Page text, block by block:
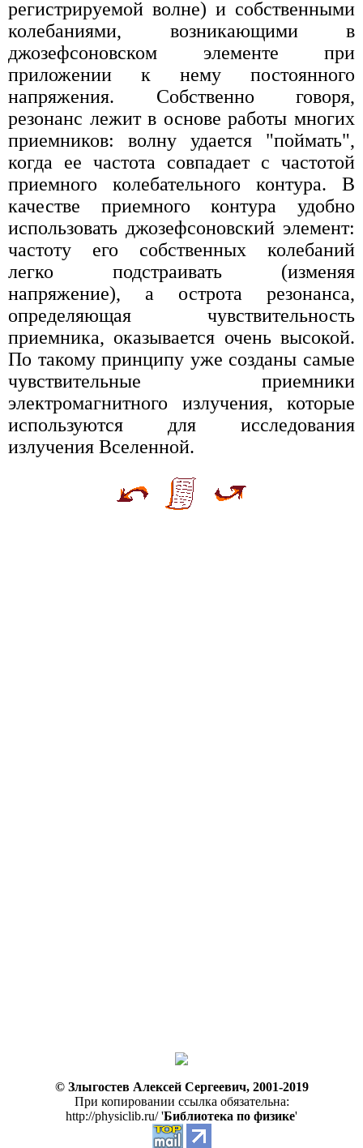
регистрируемой волне) и собственными
колебаниями, возникающими в
джозефсоновском элементе при
приложении к нему постоянного
напряжения. Собственно говоря,
резонанс лежит в основе работы многих
приемников: волну удается "поймать",
когда ее частота совпадает с частотой
приемного колебательного контура. В
качестве приемного контура удобно
использовать джозефсоновский элемент:
частоту его собственных колебаний
легко подстраивать (изменяя
напряжение), а острота резонанса,
определяющая чувствительность
приемника, оказывается очень высокой.
По такому принципу уже созданы самые
чувствительные приемники
электромагнитного излучения, которые
используются для исследования
излучения Вселенной.
© Злыгостев Алексей Сергеевич, 2001-2019
При копировании ссылка обязательна:
http://physiclib.ru/ 'Библиотека по физике'